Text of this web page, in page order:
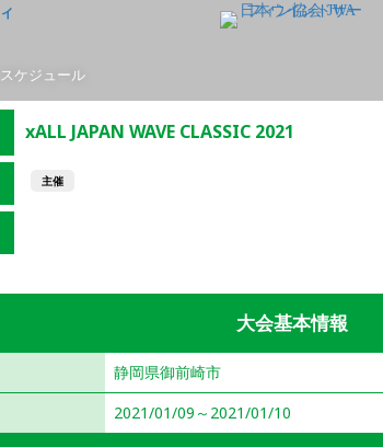
スケジュール
xALL JAPAN WAVE CLASSIC 2021
主催
大会基本情報
静岡県御前崎市
2021/01/09～2021/01/10